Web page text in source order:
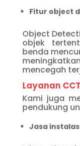
Fitur object
Object
objek
benda
mencegah
Layanan
Kami juga
pendukung
Jasa